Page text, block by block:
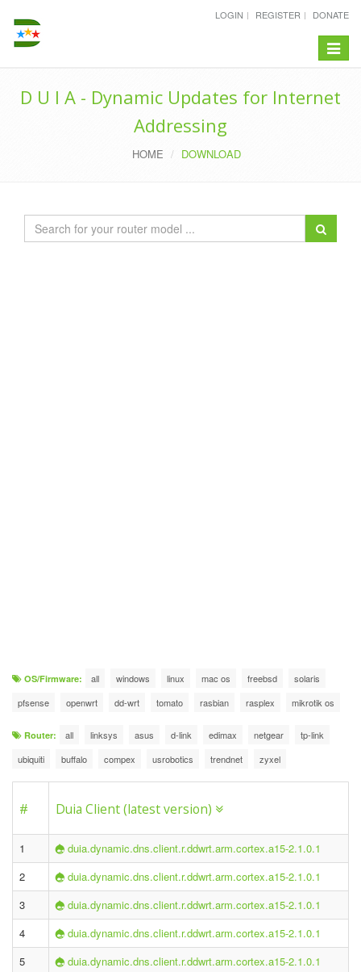
LOGIN REGISTER DONATE
Toggle
D U I A - Dynamic Updates for Internet
Addressing
HOME DOWNLOAD
OS/Firmware: all windows linux mac os freebsd
solaris
pfsense
openwrt dd-wrt tomato rasbian rasplex mikrotik os
Router: all linksys asus d-link edimax netgear
tp-link
ubiquiti
buffalo compex usrobotics trendnet zyxel
# Duia Client (latest version)
1
duia.dynamic.dns.client.r.ddwrt.arm.cortex.a15-2.1.0.1
2
duia.dynamic.dns.client.r.ddwrt.arm.cortex.a15-2.1.0.1
3
duia.dynamic.dns.client.r.ddwrt.arm.cortex.a15-2.1.0.1
4
duia.dynamic.dns.client.r.ddwrt.arm.cortex.a15-2.1.0.1
5
duia.dynamic.dns.client.r.ddwrt.arm.cortex.a15-2.1.0.1